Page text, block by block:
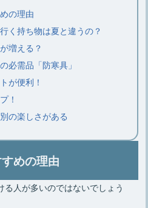
ンプで焚き火の灰を処理する簡
安全な方法をご紹介
火をするなら知っておこう！正し
の消し方とダメな消し方
物、焚き火のやり方
き火の火起こし】必要な道具や方
の理由
く持ち物は夏と違うの？
増える？
必需品「防寒具」
が便利！
！
の楽しさがある
めの理由
人が多いのではないでしょう